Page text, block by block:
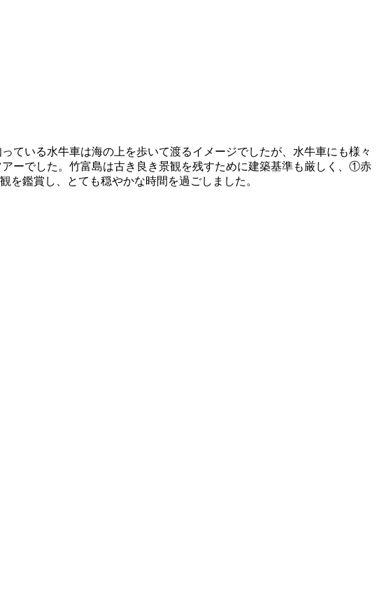
ている水牛車は海の上を歩いて渡るイメージでしたが、水牛車にも様々
ーでした。竹富島は古き良き景観を残すために建築基準も厳しく、①赤
鑑賞し、とても穏やかな時間を過ごしました。